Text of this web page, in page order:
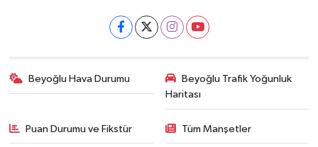
Beyoğlu Hava Durumu
Beyoğlu Trafik Yoğunluk
Haritası
Puan Durumu ve Fikstür Tüm Manşetler